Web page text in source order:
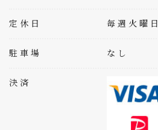
定休日 毎週火曜日
駐車場 なし
決済